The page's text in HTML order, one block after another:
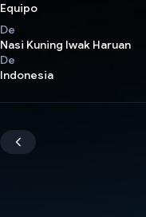
Equipo
De
Nasi Kuning Iwak Haruan
De
Indonesia